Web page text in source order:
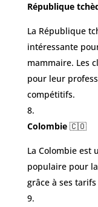
République
La République
intéressante
mammaire. Les
pour leur
compétitifs.
Colombie🇨🇴
La Colombie est
populaire pour
grâce à ses